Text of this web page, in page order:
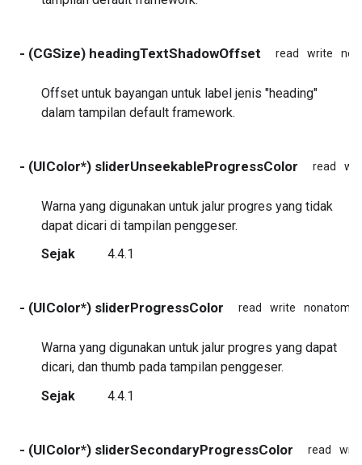
- (CGSize) headingTextShadowOffset read write
Offset untuk bayangan untuk label jenis "heading"
dalam tampilan default framework.
- (UIColor*) sliderUnseekableProgressColor read
Warna yang digunakan untuk jalur progres yang tidak
dapat dicari di tampilan penggeser.
Sejak
4.4.1
- (UIColor*) sliderProgressColor read write nonatomic
Warna yang digunakan untuk jalur progres yang dapat
dicari, dan thumb pada tampilan penggeser.
Sejak
4.4.1
- (UIColor*) sliderSecondaryProgressColor read